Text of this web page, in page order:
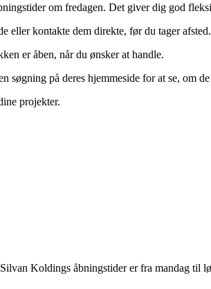
om fredagen. Det giver dig god
eller kontakte dem direkte, før du tager afsted.
er åben, når du ønsker at handle.
på deres hjemmeside for at se, om
projekter.
Koldings åbningstider er fra mandag til